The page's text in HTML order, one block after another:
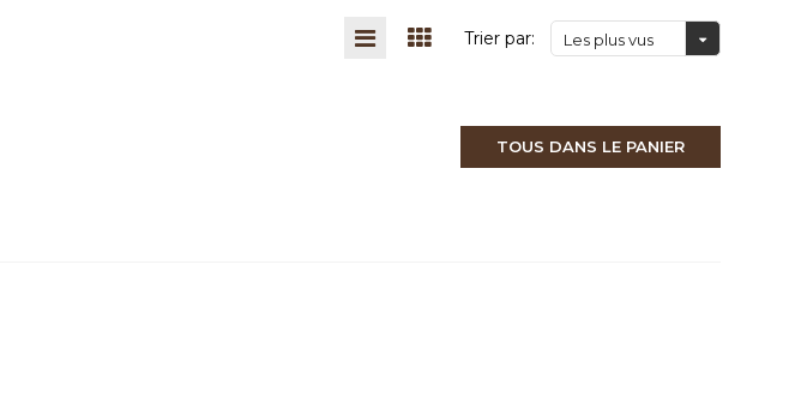
Trier par: Les plus vus
TOUS DANS LE PANIER